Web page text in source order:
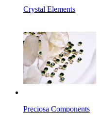
Crystal Elements
Preciosa Components